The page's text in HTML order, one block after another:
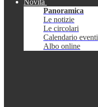
Novità
Panoramica
Le notizie
Le circolari
Calendario eventi
Albo online